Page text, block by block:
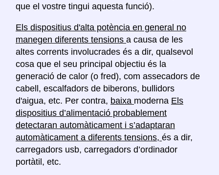
que el vostre tingui aquesta funció).
Els dispositius d'alta potència en general no
manegen diferents tensions a causa de les
altes corrents involucrades és a dir, qualsevol
cosa que el seu principal objectiu és la
generació de calor (o fred), com assecadors de
cabell, escalfadors de biberons, bullidors
d'aigua, etc. Per contra, baixa moderna Els
dispositius d’alimentació probablement
detectaran automàticament i s’adaptaran
automàticament a diferents tensions, és a dir,
carregadors usb, carregadors d’ordinador
portàtil, etc.